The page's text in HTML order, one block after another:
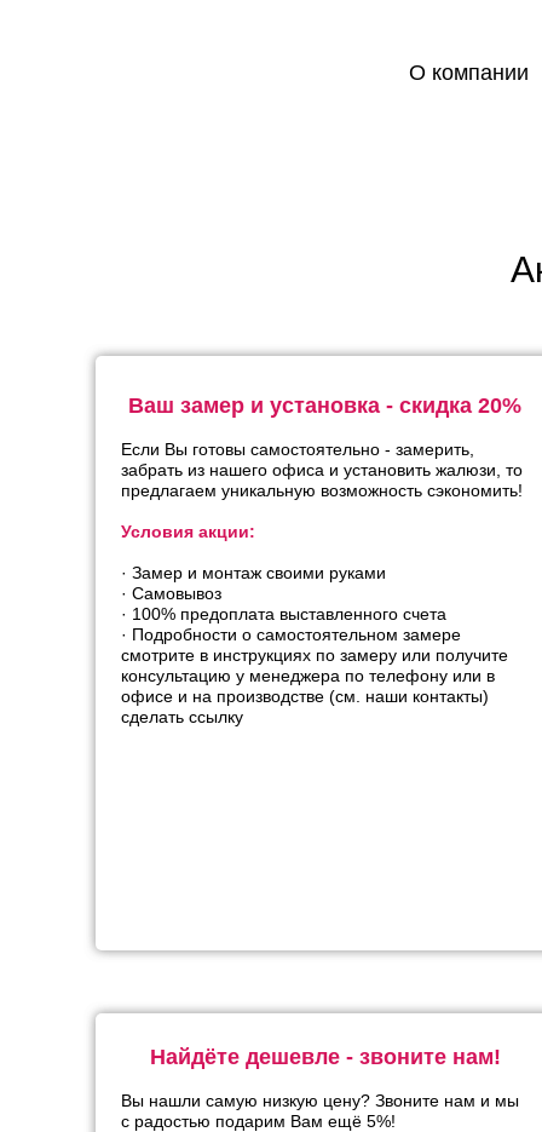
О компании
Ваш замер и установка - скидка 20%
Если Вы готовы самостоятельно - замерить,
забрать из нашего офиса и установить жалюзи, то
предлагаем уникальную возможность сэкономить!
Условия акции:
· Замер и монтаж своими руками
· Самовывоз
· 100% предоплата выставленного счета
· Подробности о самостоятельном замере
смотрите в инструкциях по замеру или получите
консультацию у менеджера по телефону или в
офисе и на производстве (см. наши контакты)
сделать ссылку
Найдёте дешевле - звоните нам!
Вы нашли самую низкую цену? Звоните нам и мы
с радостью подарим Вам ещё 5%!